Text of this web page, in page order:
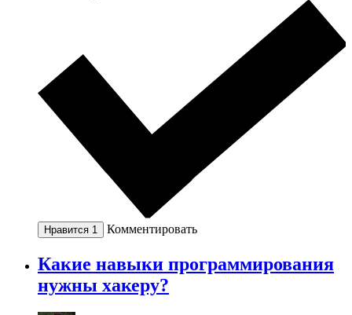
Нравится 1 Комментировать
Какие навыки программирования
нужны хакеру?